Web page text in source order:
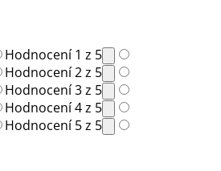
Hodnocení 1 z 5
Hodnocení 2 z 5
Hodnocení 3 z 5
Hodnocení 4 z 5
Hodnocení 5 z 5